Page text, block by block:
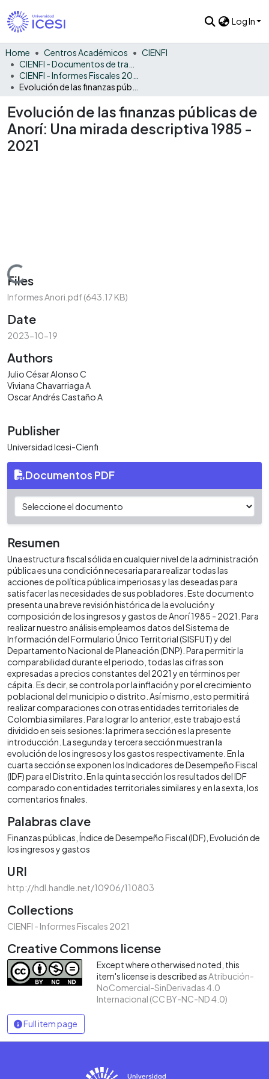
Log In
Home Centros Académicos
CIENFI
Evolución de las finanzas públicas de
Anorí: Una mirada descriptiva 1985 -
2021
Loading...
Files
Informes Anori.pdf(643.17 KB)
Date
2023-10-19
Authors
Julio César Alonso C
Viviana Chavarriaga A
Oscar Andrés Castaño A
Publisher
Universidad Icesi-Cienfi
Documentos PDF
Resumen
Una estructura fiscal sólida en cualquier nivel de la administración
pública es una condición necesaria para realizar todas las
acciones de política pública imperiosas y las deseadas para
satisfacer las necesidades de sus pobladores. Este documento
presenta una breve revisión histórica de la evolución y
composición de los ingresos y gastos de Anorí 1985 - 2021. Para
realizar nuestro análisis empleamos datos del Sistema de
Información del Formulario Único Territorial (SISFUT) y del
Departamento Nacional de Planeación (DNP). Para permitir la
comparabilidad durante el periodo, todas las cifras son
expresadas a precios constantes del 2021 y en términos per
cápita. Es decir, se controla por la inflación y por el crecimiento
poblacional del municipio o distrito. Así mismo, esto permitirá
realizar comparaciones con otras entidades territoriales de
Colombia similares. Para lograr lo anterior, este trabajo está
dividido en seis sesiones: la primera sección es la presente
introducción. La segunda y tercera sección muestran la
evolución de los ingresos y los gastos respectivamente. En la
cuarta sección se exponen los Indicadores de Desempeño Fiscal
(IDF) para el Distrito. En la quinta sección los resultados del IDF
comparado con entidades territoriales similares y en la sexta, los
comentarios finales.
Palabras clave
Finanzas públicas Índice de Desempeño Fiscal (IDF) Evolución de
los ingresos y gastos
URI
http://hdl.handle.net/10906/110803
Collections
CIENFI - Informes Fiscales 2021
Creative Commons license
Except where otherwised noted, this
item's license is described asAtribución-
NoComercial-SinDerivadas 4.0
Internacional (CC BY-NC-ND 4.0)
Full item page